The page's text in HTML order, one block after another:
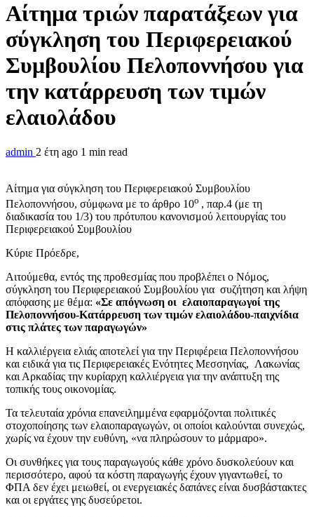
Αίτημα τριών παρατάξεων για
σύγκληση του Περιφερειακού
Συμβουλίου Πελοποννήσου για
την κατάρρευση των τιμών
ελαιολάδου
admin 2 έτη ago 1 min read
Αίτημα για σύγκληση του Περιφερειακού Συμβουλίου
Πελοποννήσου, σύμφωνα με το άρθρο 10ο , παρ.4 (με τη
διαδικασία του 1/3) του πρότυπου κανονισμού λειτουργίας του
Περιφερειακού Συμβουλίου
Κύριε Πρόεδρε,
Αιτούμεθα, εντός της προθεσμίας που προβλέπει ο Νόμος,
σύγκληση του Περιφερειακού Συμβουλίου για συζήτηση και λήψη
απόφασης με θέμα: «Σε απόγνωση οι ελαιοπαραγωγοί της
Πελοποννήσου-Κατάρρευση των τιμών ελαιολάδου-παιχνίδια
στις πλάτες των παραγωγών»
Η καλλιέργεια ελιάς αποτελεί για την Περιφέρεια Πελοποννήσου
και ειδικά για τις Περιφερειακές Ενότητες Μεσσηνίας, Λακωνίας
και Αρκαδίας την κυρίαρχη καλλιέργεια για την ανάπτυξη της
τοπικής τους οικονομίας.
Τα τελευταία χρόνια επανειλημμένα εφαρμόζονται πολιτικές
στοχοποίησης των ελαιοπαραγωγών, οι οποίοι καλούνται συνεχώς,
χωρίς να έχουν την ευθύνη, «να πληρώσουν το μάρμαρο».
Οι συνθήκες για τους παραγωγούς κάθε χρόνο δυσκολεύουν και
περισσότερο, αφού τα κόστη παραγωγής έχουν γιγαντωθεί, το
ΦΠΑ δεν έχει μειωθεί, οι ενεργειακές δαπάνες είναι δυσβάστακτες
και οι εργάτες γης δυσεύρετοι.